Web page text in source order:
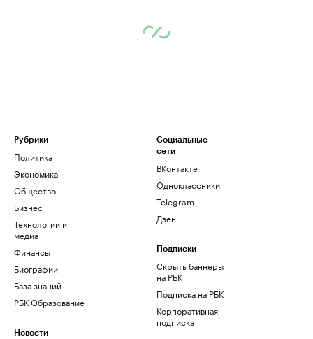
Рубрики
Политика
Экономика
Общество
Бизнес
Технологии и
медиа
Финансы
Биографии
База знаний
РБК Образование
Новости
Социальные
сети
ВКонтакте
Одноклассники
Telegram
Дзен
Подписки
Скрыть баннеры
на РБК
Подписка на РБК
Корпоративная
подписка